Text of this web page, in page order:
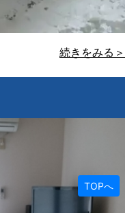
続きをみる＞
TOPへ